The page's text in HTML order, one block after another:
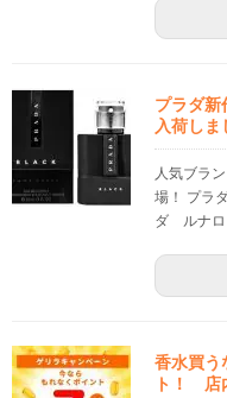
プラダ
入荷しま
人気ブラ
場！ プラ
ダ ルナロ
香水買う
ト！ 店